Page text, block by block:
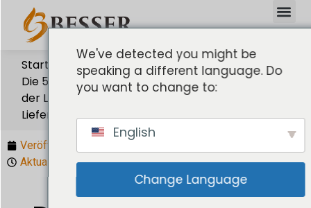
Startseite
Die 5 führenden Unternehmen für Feinguss in
der Luft- und Raumfahrt: Der Leitfaden zur
Lieferkette
Veröffentlicht:
Aktualisiert: 13. April 2026
We've detected you might be
speaking a different language. Do
you want to change to:
English
Change Language